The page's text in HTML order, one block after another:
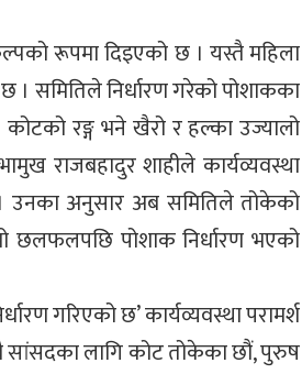
रूपमा दिइएको छ । यस्तै महिला
समितिले निर्धारण गरेको पोशाकका
रङ्ग भने खैरो र हल्का उज्यालो
राजबहादुर शाहीले कार्यव्यवस्था
। उनका अनुसार अब समितिले तोकेको
छलफलपछि पोशाक निर्धारण भएको
गरिएको छ’ कार्यव्यवस्था परामर्श
सांसदका लागि कोट तोकेका छौं, पुरुष